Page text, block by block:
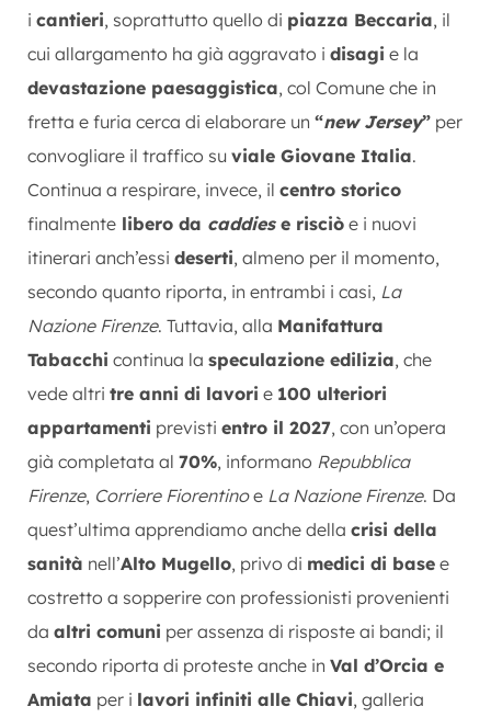
i cantieri, soprattutto quello di piazza Beccaria, il
cui allargamento ha già aggravato i disagi e la
devastazione paesaggistica, col Comune che in
fretta e furia cerca di elaborare un “new Jersey” per
convogliare il traffico su viale Giovane Italia.
Continua a respirare, invece, il centro storico
finalmente libero da caddiese risciò e i nuovi
itinerari anch’essi deserti, almeno per il momento,
secondo quanto riporta, in entrambi i casi, La
Nazione Firenze. Tuttavia, alla Manifattura
Tabacchi continua la speculazione edilizia, che
vede altri tre anni di lavori e 100 ulteriori
appartamenti previsti entro il 2027, con un’opera
già completata al 70%, informano Repubblica
Firenze, Corriere Fiorentinoe La Nazione Firenze. Da
quest’ultima apprendiamo anche della crisi della
sanità nell’Alto Mugello, privo di medici di base e
costretto a sopperire con professionisti provenienti
da altri comuni per assenza di risposte ai bandi; il
secondo riporta di proteste anche in Val d’Orcia e
Amiata per i lavori infiniti alle Chiavi, galleria